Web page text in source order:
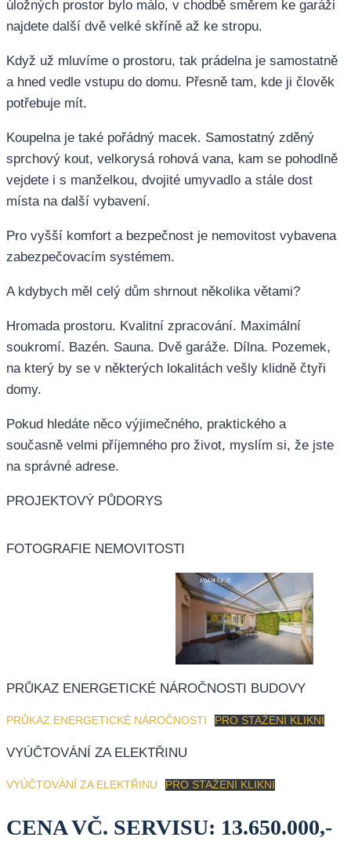
úložných prostor bylo málo, v chodbě směrem ke garáži
najdete další dvě velké skříně až ke stropu.
Když už mluvíme o prostoru, tak prádelna je samostatně
a hned vedle vstupu do domu. Přesně tam, kde ji člověk
potřebuje mít.
Koupelna je také pořádný macek. Samostatný zděný
sprchový kout, velkorysá rohová vana, kam se pohodlně
vejdete i s manželkou, dvojité umyvadlo a stále dost
místa na další vybavení.
Pro vyšší komfort a bezpečnost je nemovitost vybavena
zabezpečovacím systémem.
A kdybych měl celý dům shrnout několika větami?
Hromada prostoru. Kvalitní zpracování. Maximální
soukromí. Bazén. Sauna. Dvě garáže. Dílna. Pozemek,
na který by se v některých lokalitách vešly klidně čtyři
domy.
Pokud hledáte něco výjimečného, praktického a
současně velmi příjemného pro život, myslím si, že jste
na správné adrese.
PROJEKTOVÝ PŮDORYS
FOTOGRAFIE NEMOVITOSTI
PRŮKAZ ENERGETICKÉ NÁROČNOSTI BUDOVY
PRŮKAZ ENERGETICKÉ NÁROČNOSTI PRO STAŽENÍ KLIKNI
VYÚČTOVÁNÍ ZA ELEKTŘINU
VYÚČTOVÁNÍ ZA ELEKTŘINU PRO STAŽENÍ KLIKNI
CENA VČ. SERVISU: 13.650.000,-